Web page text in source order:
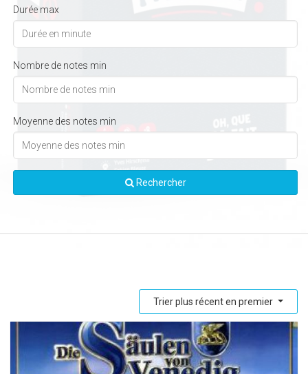
Durée max
Nombre de notes min
Moyenne des notes min
Rechercher
Trier plus récent en premier